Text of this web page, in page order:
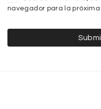
navegador para la